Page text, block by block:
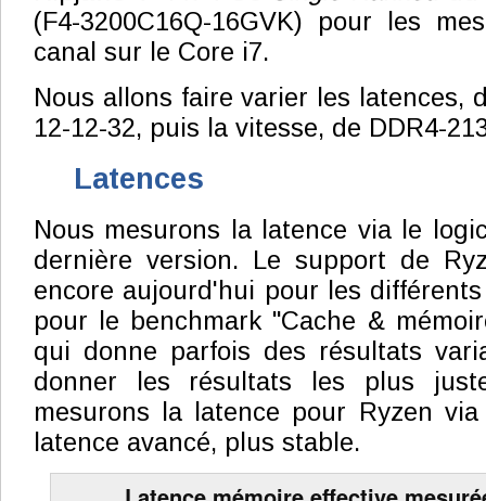
(F4-3200C16Q-16GVK) pour les
canal sur le Core i7.
Nous allons faire varier les latences,
12-12-32, puis la vitesse, de DDR4-
Latences
Nous mesurons la latence via le
dernière version. Le support de
encore aujourd'hui pour les
pour le benchmark "Cache &
qui donne parfois des résultats
donner les résultats les plus
mesurons la latence pour Ryzen
latence avancé, plus stable.